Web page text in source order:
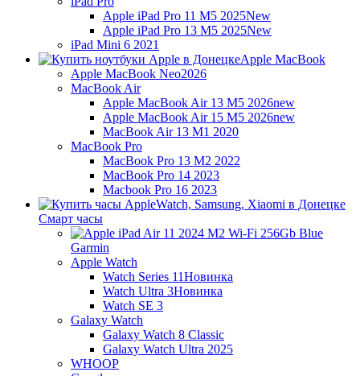
Apple iPad Pro 11 M5 2025New
Apple iPad Pro 13 M5 2025New
iPad Mini 6 2021
Apple MacBook
Apple MacBook Neo2026
MacBook Air
Apple MacBook Air 13 M5 2026new
Apple MacBook Air 15 M5 2026new
MacBook Air 13 M1 2020
MacBook Pro
MacBook Pro 13 M2 2022
MacBook Pro 14 2023
Macbook Pro 16 2023
Смарт часы
Garmin
Apple Watch
Watch Series 11Новинка
Watch Ultra 3Новинка
Watch SE 3
Galaxy Watch
Galaxy Watch 8 Classic
Galaxy Watch Ultra 2025
WHOOP